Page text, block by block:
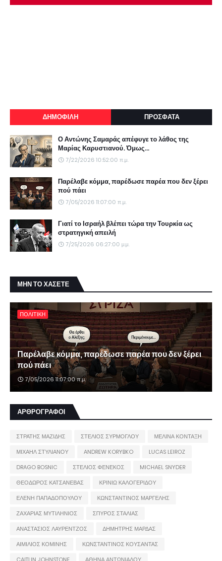
ΔΗΜΟΦΙΛΗ ΠΡΟΣΦΑΤΑ
Ο Αντώνης Σαμαράς απέφυγε το λάθος της
Μαρίας Καρυστιανού. Όμως...
7/22/2026 10:52:00 π.μ.
Παρέλαβε κόμμα, παρέδωσε παρέα που δεν ξέρει
πού πάει
7/05/2026 11:07:00 π.μ.
Γιατί το Ισραήλ βλέπει τώρα την Τουρκία ως
στρατηγική απειλή
7/25/2026 06:27:00 μ.μ.
ΜΗΝ ΤΟ ΧΑΣΕΤΕ
ΠΟΛΙΤΙΚΗ
Παρέλαβε κόμμα, παρέδωσε παρέα που δεν ξέρει
πού πάει
7/05/2026 11:07:00 π.μ.
ΑΡΘΡΟΓΡΑΦΟΙ
ΣΤΡΑΤΗΣ ΜΑΖΙΔΗΣ ΣΤΕΛΙΟΣ ΣΥΡΜΟΓΛΟΥ
ΜΕΛΙΝΑ ΚΟΝΤΑΞΗ
ΜΙΧΑΗΛ ΣΤΥΛΙΑΝΟΥ
ANDREW KORYBKO
LUCAS LEIROZ
DRAGO BOSNIC
ΣΤΕΛΙΟΣ ΦΕΝΕΚΟΣ
MICHAEL SNYDER
ΘΕΟΔΩΡΟΣ ΚΑΤΣΑΝΕΒΑΣ
ΚΡΙΝΙΩ ΚΑΛΟΓΕΡΙΔΟΥ
ΕΛΕΝΗ ΠΑΠΑΔΟΠΟΥΛΟΥ
ΚΩΝΣΤΑΝΤΙΝΟΣ ΜΑΡΓΕΛΗΣ
ΖΑΧΑΡΙΑΣ ΜΥΤΙΛΗΝΙΟΣ
ΣΠΥΡΟΣ ΣΤΑΛΙΑΣ
ΑΝΑΣΤΑΣΙΟΣ ΛΑΥΡΕΝΤΖΟΣ
ΔΗΜΗΤΡΗΣ ΜΑΡΔΑΣ
ΑΙΜΙΛΙΟΣ ΚΟΜΙΝΗΣ
ΚΩΝΣΤΑΝΤΙΝΟΣ ΚΟΥΣΑΝΤΑΣ